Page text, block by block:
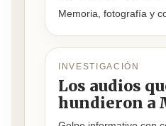
Memoria, fotografía y
INVESTIGACIÓN
Los audios
hundieron a